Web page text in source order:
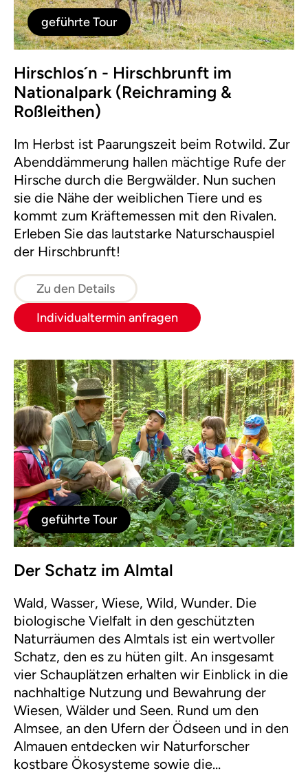
geführte Tour
Hirschlos´n - Hirschbrunft im
Nationalpark (Reichraming &
Roßleithen)
Im Herbst ist Paarungszeit beim Rotwild. Zur
Abenddämmerung hallen mächtige Rufe der
Hirsche durch die Bergwälder. Nun suchen
sie die Nähe der weiblichen Tiere und es
kommt zum Kräftemessen mit den Rivalen.
Erleben Sie das lautstarke Naturschauspiel
der Hirschbrunft!
Zu den Details
Individualtermin anfragen
geführte Tour
Der Schatz im Almtal
Wald, Wasser, Wiese, Wild, Wunder. Die
biologische Vielfalt in den geschützten
Naturräumen des Almtals ist ein wertvoller
Schatz, den es zu hüten gilt. An insgesamt
vier Schauplätzen erhalten wir Einblick in die
nachhaltige Nutzung und Bewahrung der
Wiesen, Wälder und Seen. Rund um den
Almsee, an den Ufern der Ödseen und in den
Almauen entdecken wir Naturforscher
kostbare Ökosysteme sowie die